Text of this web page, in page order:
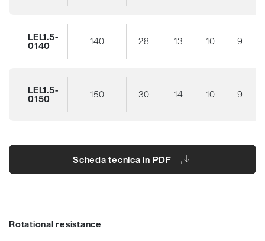
LEL1.5-
0140 140 28 13 10 9
LEL1.5-
0150 150 30 14 10 9
Scheda tecnica in PDF
Rotational resistance